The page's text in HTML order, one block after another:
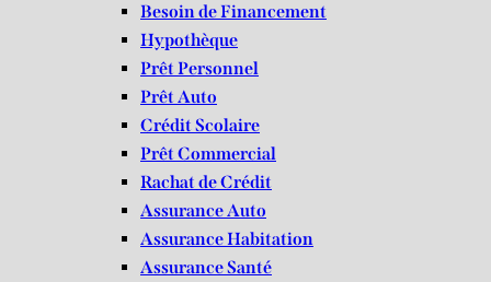
Besoin de Financement
Hypothèque
Prêt Personnel
Prêt Auto
Crédit Scolaire
Prêt Commercial
Rachat de Crédit
Assurance Auto
Assurance Habitation
Assurance Santé